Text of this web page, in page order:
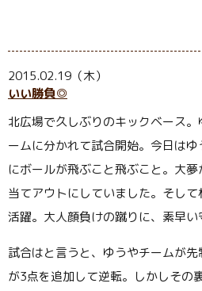
2015.02.19（木）
いい勝負◎
北広場で久しぶりのキックベース
ームに分かれて試合開始。今日は
にボールが飛ぶこと飛ぶこと。大
当てアウトにしていました。そし
活躍。大人顔負けの蹴りに、素早い
試合はと言うと、ゆうやチームが
が3点を追加して逆転。しかしその